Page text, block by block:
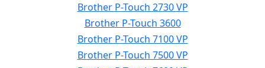
Brother P-Touch 2730 VP
Brother P-Touch 3600
Brother P-Touch 7100 VP
Brother P-Touch 7500 VP